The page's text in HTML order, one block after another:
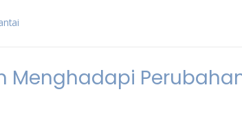
Menghadapi